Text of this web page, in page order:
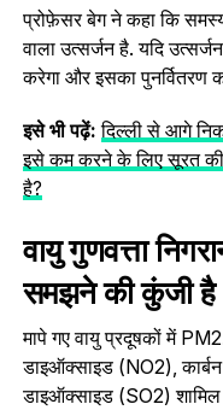
प्रोफ़ेसर बेग ने कहा कि
वाला उत्सर्जन है. यदि
करेगा और इसका पुनर्वितरण
इसे भी पढ़ें:दिल्ली से आगे
इसे कम करने के लिए सूरत की
है?
वायु गुणवत्ता
समझने की कुंजी है
मापे गए वायु प्रदूषकों में
डाइऑक्साइड (NO2),
डाइऑक्साइड (SO2) शामिल